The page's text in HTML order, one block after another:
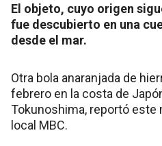
El objeto, cuyo origen
fue descubierto en una
desde el mar.
Otra bola anaranjada de
febrero en la costa de
Tokunoshima, reportó este
local MBC.